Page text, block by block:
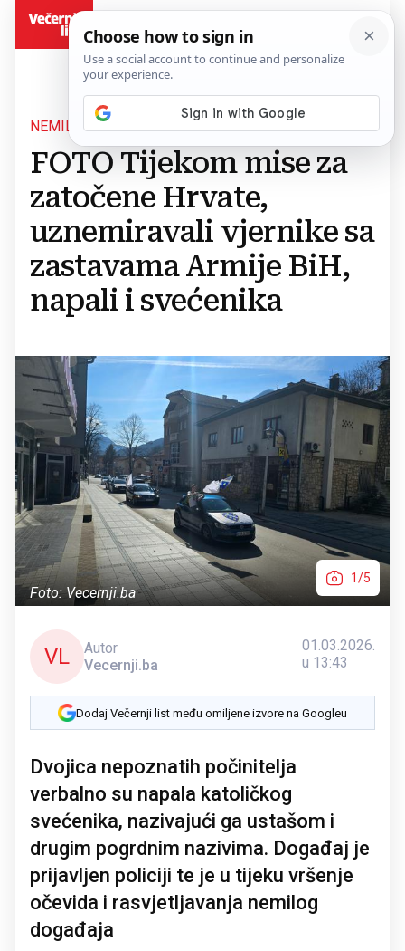
NEMILI DOGAĐAJI U JABLANICI
FOTO Tijekom mise za
zatočene Hrvate,
uznemiravali vjernike sa
zastavama Armije BiH,
napali i svećenika
Foto: Vecernji.ba
1/5
VL
Autor
Vecernji.ba
01.03.2026.
u 13:43
Dodaj Večernji list među omiljene izvore na Googleu
Dvojica nepoznatih počinitelja
verbalno su napala katoličkog
svećenika, nazivajući ga ustašom i
drugim pogrdnim nazivima. Događaj je
prijavljen policiji te je u tijeku vršenje
očevida i rasvjetljavanja nemilog
događaja